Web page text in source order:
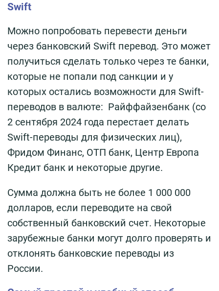
Swift
Можно попробовать перевести деньги
через банковский Swift перевод. Это может
получиться сделать только через те банки,
которые не попали под санкции и у
которых остались возможности для Swift-
переводов в валюте: Райффайзенбанк (со
2 сентября 2024 года перестает делать
Swift-переводы для физических лиц),
Фридом Финанс, ОТП банк, Центр Европа
Кредит банк и некоторые другие.
Сумма должна быть не более 1 000 000
долларов, если переводите на свой
собственный банковский счет. Некоторые
зарубежные банки могут долго проверять и
отклонять банковские переводы из
России.